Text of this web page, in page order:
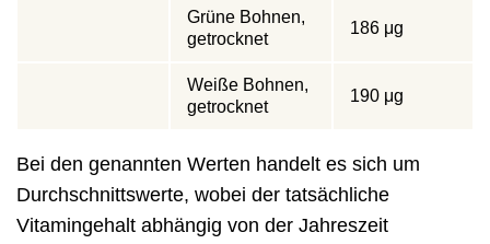
Grüne Bohnen,
getrocknet
186 μg
Weiße Bohnen,
getrocknet
190 μg
Bei den genannten Werten handelt es sich um
Durchschnittswerte, wobei der tatsächliche
Vitamingehalt abhängig von der Jahreszeit